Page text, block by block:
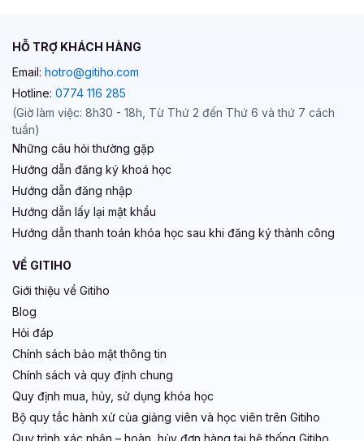
HỖ TRỢ KHÁCH HÀNG
Email: hotro@gitiho.com
Hotline: 0774 116 285
(Giờ làm việc: 8h30 - 18h, Từ Thứ 2 đến Thứ 6 và thứ 7 cách
tuần)
Những câu hỏi thường gặp
Hướng dẫn đăng ký khoá học
Hướng dẫn đăng nhập
Hướng dẫn lấy lại mật khẩu
Hướng dẫn thanh toán khóa học sau khi đăng ký thành công
VỀ GITIHO
Giới thiệu về Gitiho
Blog
Hỏi đáp
Chính sách bảo mật thông tin
Chính sách và quy định chung
Quy định mua, hủy, sử dụng khóa học
Bộ quy tắc hành xử của giảng viên và học viên trên Gitiho
Quy trình xác nhận – hoàn, hủy đơn hàng tại hệ thống Gitiho